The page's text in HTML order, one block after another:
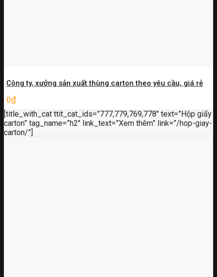
Công ty, xưởng sản xuất thùng carton theo yêu cầu, giá rẻ
0₫
[title_with_cat ttit_cat_ids=”777,779,769,778″ text=”Hộp giấy
carton” tag_name=”h2″ link_text=”Xem thêm” link=”/hop-giay-
carton/”]